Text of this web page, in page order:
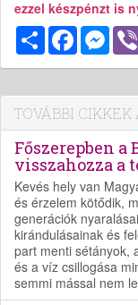
ezzel készpénzt is
MegosztásFacebook
TOVÁBBI
Főszerepben
visszahozza a
Kevés hely van
és érzelem kötődik,
generációk
kirándulásainak és
part menti sétányok,
és a víz csillogása
semmi mással nem